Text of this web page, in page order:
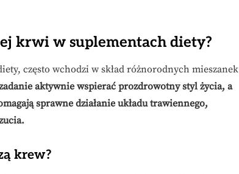
krwi w suplementach diety?
często wchodzi w skład różnorodnych mieszanek
aktywnie wspierać prozdrowotny styl życia, a
sprawne działanie układu trawiennego,
krew?